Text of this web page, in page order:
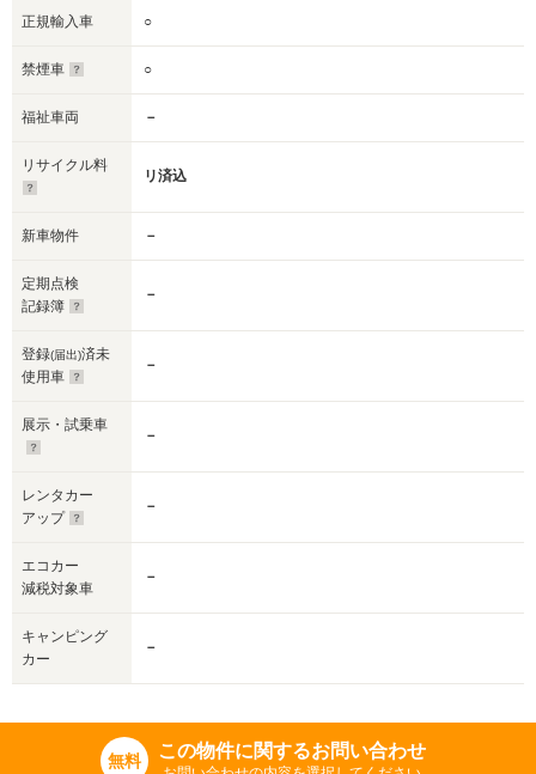
正規輸入車 ○
禁煙車 ○
福祉車両 －
リサイクル料
リ済込
新車物件 －
定期点検
記録簿
－
登録(届出)済未
使用車
－
展示・試乗車
－
レンタカー
アップ
－
エコカー
減税対象車
－
キャンピング
カー
－
無料 この物件に関するお問い合わせ